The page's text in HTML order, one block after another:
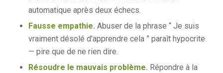
automatique après deux échecs.
Fausse empathie.Abuser de la phrase “ Je suis
vraiment désolé d'apprendre cela ” paraît hypocrite
— pire que de ne rien dire.
Résoudre le mauvais problème.Répondre à la